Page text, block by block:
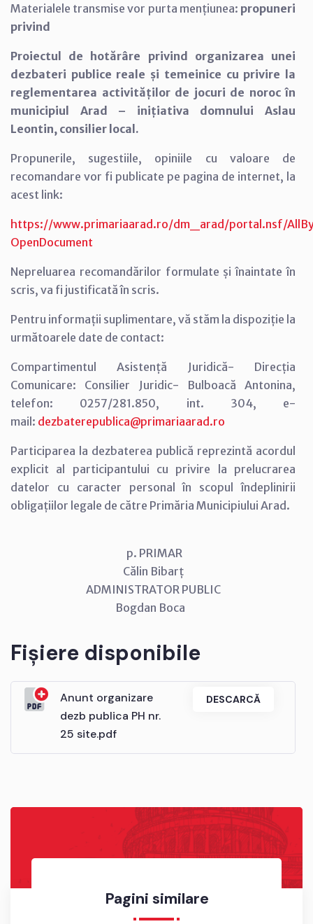
Pagini similare
Materialele transmise vor purta mențiunea: propuneri
privind
Proiectul de hotărâre privind organizarea unei
dezbateri publice reale și temeinice cu privire la
reglementarea activităților de jocuri de noroc în
municipiul Arad – inițiativa domnului Aslau
Leontin, consilier local.
Propunerile, sugestiile, opiniile cu valoare de
recomandare vor fi publicate pe pagina de internet, la
acest link:
https://www.primariaarad.ro/dm_arad/portal.nsf/
OpenDocument
Nepreluarea recomandărilor formulate și înaintate în
scris, va fi justificată în scris.
Pentru informații suplimentare, vă stăm la dispoziție la
următoarele date de contact:
Compartimentul Asistență Juridică- Direcția
Comunicare: Consilier Juridic- Bulboacă Antonina,
telefon: 0257/281.850, int. 304, e-
mail: dezbaterepublica@primariaarad.ro
Participarea la dezbaterea publică reprezintă acordul
explicit al participantului cu privire la prelucrarea
datelor cu caracter personal în scopul îndeplinirii
obligațiilor legale de către Primăria Municipiului Arad.
p. PRIMAR
Călin Bibarț
ADMINISTRATOR PUBLIC
Bogdan Boca
Fișiere disponibile
Anunt organizare
dezb publica PH nr.
25 site.pdf
DESCARCĂ